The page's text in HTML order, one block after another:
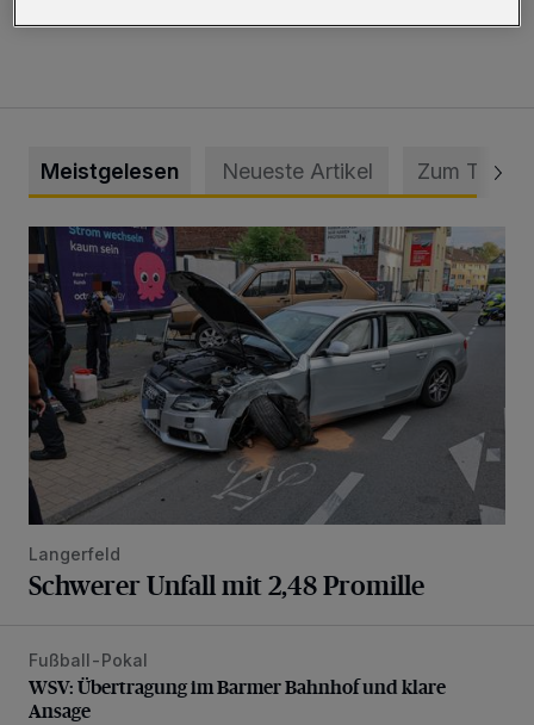
Meistgelesen Neueste Artikel Zum Thema
Schwerer Unfall mit 2,48 Promille
Langerfeld
Schwerer Unfall mit 2,48 Promille
WSV: Übertragung im Barmer Bahnhof und klare Ansage
Fußball-Pokal
WSV: Übertragung im Barmer Bahnhof und klare
Ansage